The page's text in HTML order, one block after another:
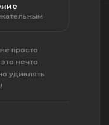
просто
нечто
удивлять